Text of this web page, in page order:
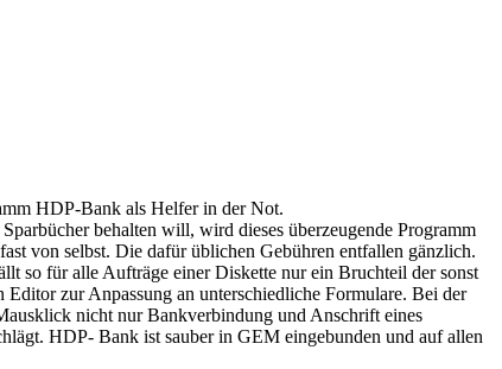
HDP-Bank als Helfer in der Not.
behalten will, wird dieses überzeugende Programm
von selbst. Die dafür üblichen Gebühren entfallen gänzlich.
so für alle Aufträge einer Diskette nur ein Bruchteil der sonst
zur Anpassung an unterschiedliche Formulare. Bei der
nicht nur Bankverbindung und Anschrift eines
HDP- Bank ist sauber in GEM eingebunden und auf allen